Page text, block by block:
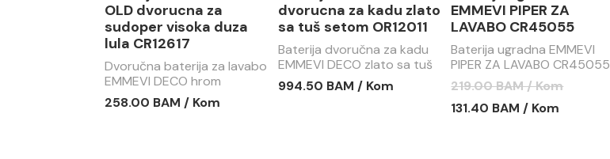
OLD dvorucna za
sudoper visoka duza
lula CR12617
Dvoručna baterija za lavabo
EMMEVI DECO hrom
258.00 BAM / Kom
dvorucna za kadu zlato
sa tuš setom OR12011
Baterija dvoručna za kadu
EMMEVI DECO zlato sa tuš
setom
994.50 BAM / Kom
EMMEVI PIPER ZA
LAVABO CR45055
Baterija ugradna EMMEVI
PIPER ZA LAVABO CR45055
219.00 BAM / Kom
131.40 BAM / Kom